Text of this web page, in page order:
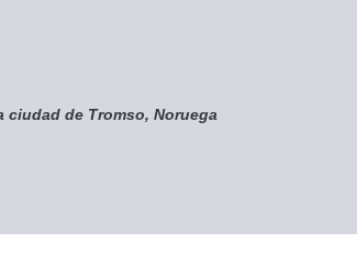
ciudad de Tromso, Noruega